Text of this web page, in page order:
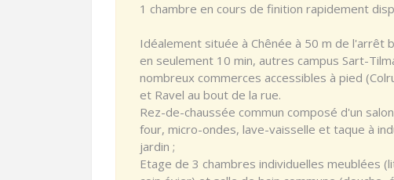
1 chambre en cours de finition rapidement
Idéalement située à Chênée à 50 m de l'arrêt
en seulement 10 min, autres campus Sart-
nombreux commerces accessibles à pied
et Ravel au bout de la rue.
Rez-de-chaussée commun composé d'un
four, micro-ondes, lave-vaisselle et taque à
jardin ;
Etage de 3 chambres individuelles meublées